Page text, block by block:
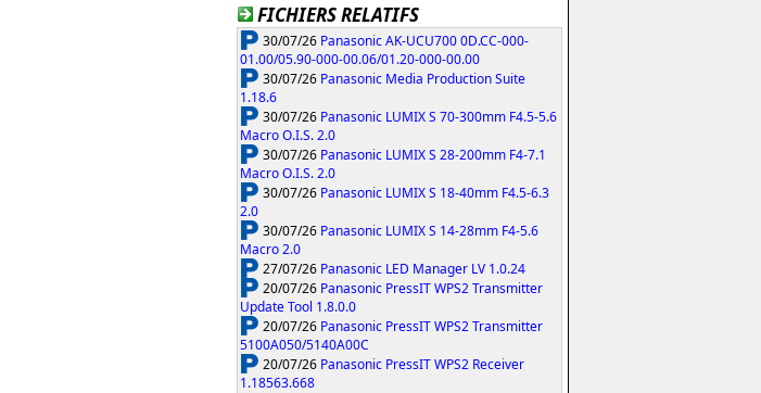
FICHIERS RELATIFS
30/07/26 Panasonic AK-UCU700 0D.CC-000-
01.00/05.90-000-00.06/01.20-000-00.00
30/07/26 Panasonic Media Production Suite
1.18.6
30/07/26 Panasonic LUMIX S 70-300mm F4.5-5.6
Macro O.I.S. 2.0
30/07/26 Panasonic LUMIX S 28-200mm F4-7.1
Macro O.I.S. 2.0
30/07/26 Panasonic LUMIX S 18-40mm F4.5-6.3
2.0
30/07/26 Panasonic LUMIX S 14-28mm F4-5.6
Macro 2.0
27/07/26 Panasonic LED Manager LV 1.0.24
20/07/26 Panasonic PressIT WPS2 Transmitter
Update Tool 1.8.0.0
20/07/26 Panasonic PressIT WPS2 Transmitter
5100A050/5140A00C
20/07/26 Panasonic PressIT WPS2 Receiver
1.18563.668